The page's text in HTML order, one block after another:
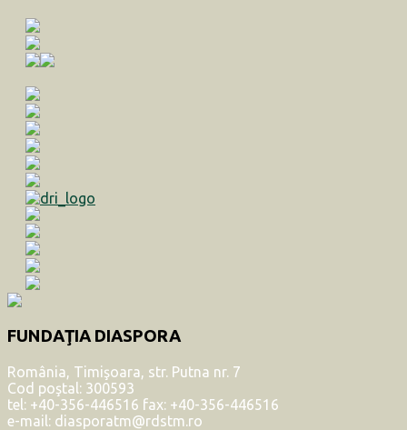
FUNDAŢIA DIASPORA
România, Timişoara, str. Putna nr. 7
Cod poştal: 300593
tel: +40-356-446516 fax: +40-356-446516
e-mail: diasporatm@rdstm.ro